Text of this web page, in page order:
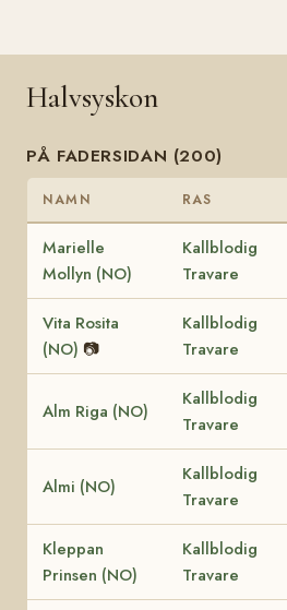
Halvsyskon
PÅ FADERSIDAN (200)
NAMN RAS
Marielle
Mollyn (NO)
Kallblodig
Travare
Vita Rosita
(NO) 📷
Kallblodig
Travare
Alm Riga (NO)
Kallblodig
Travare
Almi (NO)
Kallblodig
Travare
Kleppan
Prinsen (NO)
Kallblodig
Travare